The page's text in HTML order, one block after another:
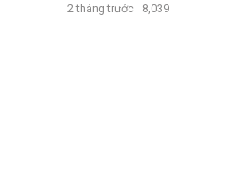
2 tháng trước 8,039